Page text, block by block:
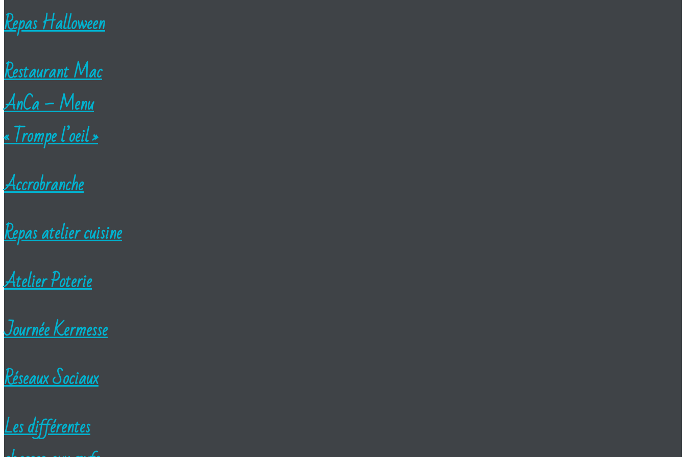
Repas Halloween
Restaurant Mac
AnCa – Menu
« Trompe l’oeil »
Accrobranche
Repas atelier cuisine
Atelier Poterie
Journée Kermesse
Réseaux Sociaux
Les différentes